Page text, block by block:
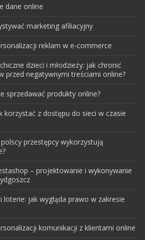
dane online
marketing afiliacyjny
reklam w e-commerce
dzieci i młodzieży: jak chronić
przed negatywnymi treściami online?
sprzedawać produkty online?
korzystać z dostępu do sieci w czasie
przestępcy wykorzystują
– projektowanie i wykonywanie
loterie: jak wygląda prawo w zakresie
komunikacji z klientami online